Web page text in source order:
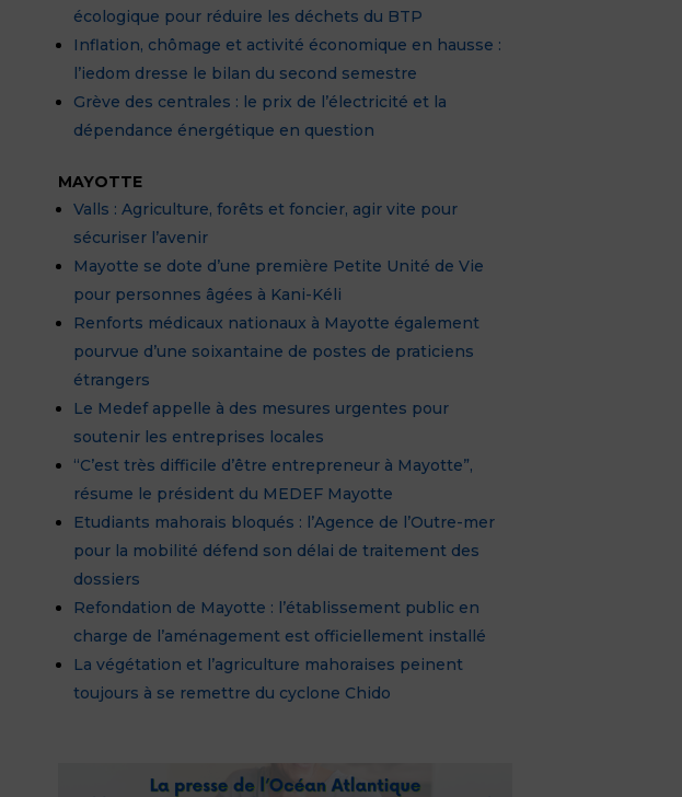
écologique pour réduire les déchets du BTP
Inflation, chômage et activité économique en hausse :
l’iedom dresse le bilan du second semestre
Grève des centrales : le prix de l’électricité et la
dépendance énergétique en question
MAYOTTE
Valls : Agriculture, forêts et foncier, agir vite pour
sécuriser l’avenir
Mayotte se dote d’une première Petite Unité de Vie
pour personnes âgées à Kani-Kéli
Renforts médicaux nationaux à Mayotte également
pourvue d’une soixantaine de postes de praticiens
étrangers
Le Medef appelle à des mesures urgentes pour
soutenir les entreprises locales
“C’est très difficile d’être entrepreneur à Mayotte”,
résume le président du MEDEF Mayotte
Etudiants mahorais bloqués : l’Agence de l’Outre-mer
pour la mobilité défend son délai de traitement des
dossiers
Refondation de Mayotte : l’établissement public en
charge de l’aménagement est officiellement installé
La végétation et l’agriculture mahoraises peinent
toujours à se remettre du cyclone Chido